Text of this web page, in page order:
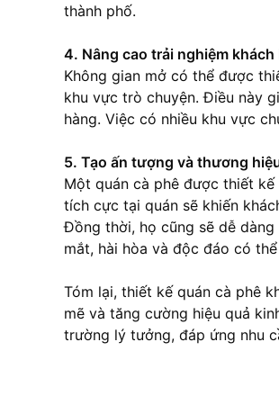
thành phố.
4. Nâng cao trải nghiệm khách
Không gian mở có thể được
khu vực trò chuyện. Điều này
hàng. Việc có nhiều khu vực
5. Tạo ấn tượng và thương
Một quán cà phê được thiết kế
tích cực tại quán sẽ khiến
Đồng thời, họ cũng sẽ dễ
mắt, hài hòa và độc đáo có
Tóm lại, thiết kế quán cà phê
mẽ và tăng cường hiệu quả
trường lý tưởng, đáp ứng nhu